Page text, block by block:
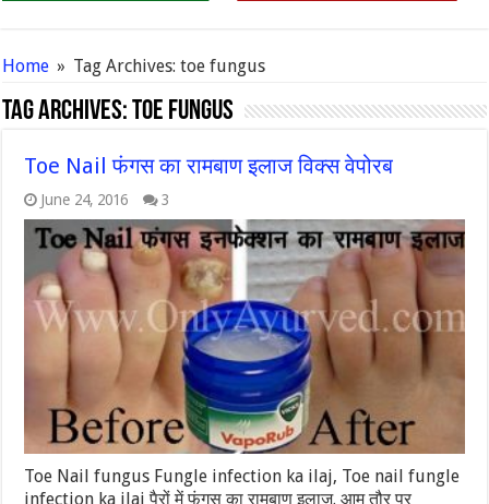
Home » Tag Archives: toe fungus
Tag Archives:toe fungus
Toe Nail फंगस का रामबाण इलाज विक्स वेपोरब
June 24, 2016 3
Toe Nail fungus Fungle infection ka ilaj, Toe nail fungle
infection ka ilaj पैरों में फंगस का रामबाण इलाज. आम तौर पर